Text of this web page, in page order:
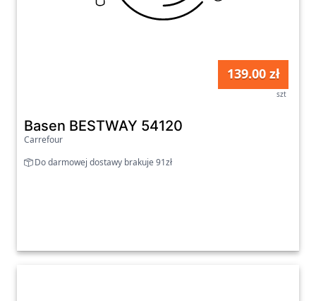
139.00 zł
szt
Basen BESTWAY 54120
Carrefour
Do darmowej dostawy brakuje 91zł